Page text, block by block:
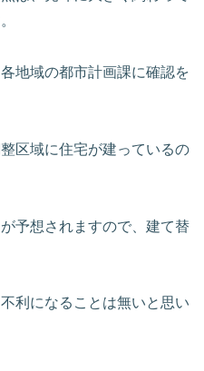
地域の都市計画課に確認を
区域に住宅が建っているの
予想されますので、建て替
利になることは無いと思い